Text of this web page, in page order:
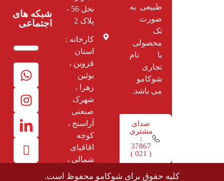
کلیه حقوق برای شوکامو محفوظ است.
صدای
مشتری
:
37867
( 021 )
طبیعی به
صورت
تک
محصولی
با نام
تجاری
شوکامو
می باشد.
نخل 56 -
پلاک 2
کارخانه :
استان
قزوین ،
بوئین
زهرا ،
شهرک
صنعتی
آراسنج ،
کوچه
اقاقیای
شمالی ،
شبکه های
اجتماعی